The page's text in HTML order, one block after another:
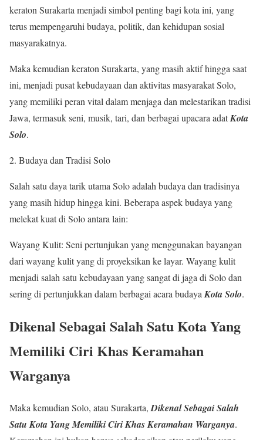
keraton Surakarta menjadi simbol penting bagi kota ini, yang
terus mempengaruhi budaya, politik, dan kehidupan sosial
masyarakatnya.
Maka kemudian keraton Surakarta, yang masih aktif hingga saat
ini, menjadi pusat kebudayaan dan aktivitas masyarakat Solo,
yang memiliki peran vital dalam menjaga dan melestarikan tradisi
Jawa, termasuk seni, musik, tari, dan berbagai upacara adatKota
Solo.
Budaya dan Tradisi Solo
Salah satu daya tarik utama Solo adalah budaya dan tradisinya
yang masih hidup hingga kini. Beberapa aspek budaya yang
melekat kuat di Solo antara lain:
Wayang Kulit: Seni pertunjukan yang menggunakan bayangan
dari wayang kulit yang di proyeksikan ke layar. Wayang kulit
menjadi salah satu kebudayaan yang sangat di jaga di Solo dan
sering di pertunjukkan dalam berbagai acara budayaKota Solo.
Dikenal Sebagai Salah Satu Kota Yang
Memiliki Ciri Khas Keramahan
Warganya
Maka kemudian Solo, atau Surakarta, Dikenal Sebagai Salah
Satu Kota Yang Memiliki Ciri Khas Keramahan Warganya.